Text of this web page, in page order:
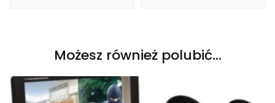
Możesz również polubić…